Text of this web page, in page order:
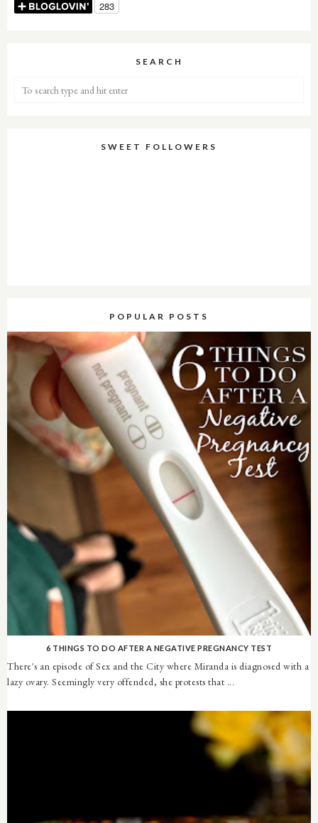
SEARCH
SWEET FOLLOWERS
POPULAR POSTS
6 THINGS TO DO AFTER A NEGATIVE PREGNANCY TEST
There's an episode of Sex and the City where Miranda is diagnosed with a
lazy ovary. Seemingly very offended, she protests that ...